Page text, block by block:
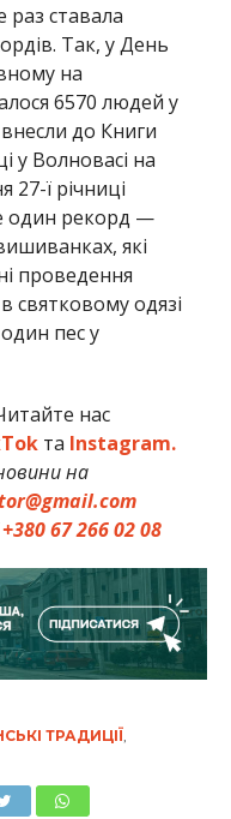
ставала
Так, у День
на
6570 людей у
до Книги
у Волновасі на
27-ї річниці
один рекорд —
які
проведення
святковому одязі
пес у
нас
та Instagram.
на
+380 67 266 02 08
ТРАДИЦІЇ,